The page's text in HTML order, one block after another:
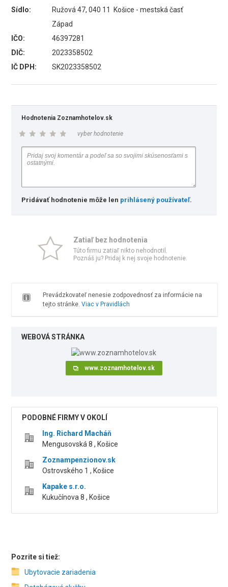
Sídlo:
Ružová 47, 040 11 Košice - mestská časť
Západ
IČO:
46397281
DIČ:
2023358502
IČ DPH:
SK2023358502
Hodnotenia Zoznamhotelov.sk
vyber hodnotenie
Pridávať hodnotenie môže len prihlásený používateľ.
Zatiaľ bez hodnotenia
Túto firmu zatiaľ nikto nehodnotil.
Poznáš ju? Pridaj k nej svoje hodnotenie.
Prevádzkovateľ nenesie zodpovednosť za informácie na
tejto stránke. Viac v Pravidlách
WEBOVÁ STRÁNKA
www.zoznamhotelov.sk
PODOBNÉ FIRMY V OKOLÍ
Ing. Richard Macháň
Mengusovská 8 , Košice
Zoznampenzionov.sk
Ostrovského 1 , Košice
Kapake s.r.o.
Kukučínova 8 , Košice
Pozrite si tiež:
Ubytovacie zariadenia